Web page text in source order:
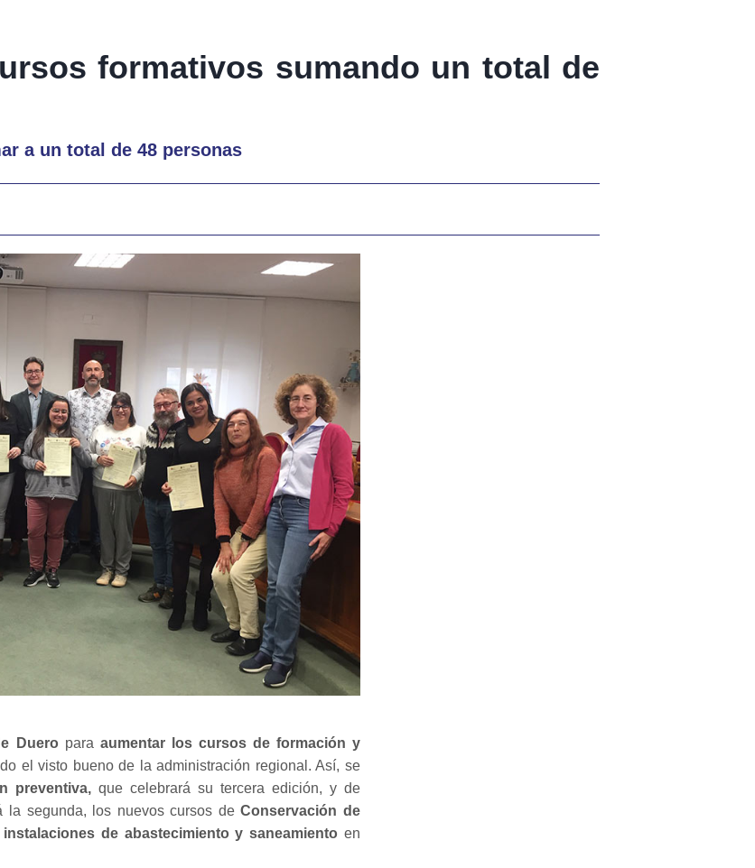
formativos sumando un total de
a un total de 48 personas
Duero para aumentar los cursos de formación y
el visto bueno de la administración regional. Así, se
preventiva, que celebrará su tercera edición, y de
la segunda, los nuevos cursos deConservación de
instalaciones de abastecimiento y saneamiento en